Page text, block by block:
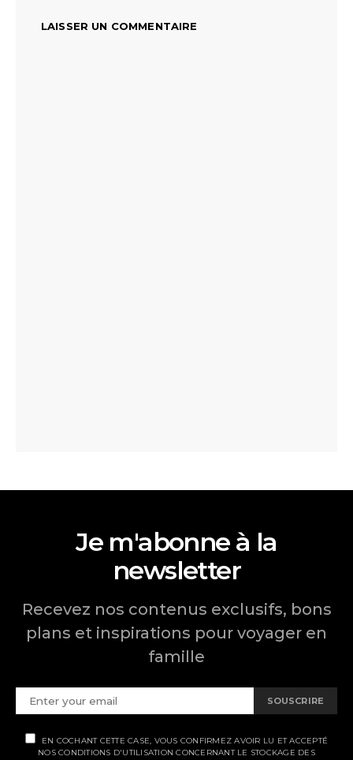
LAISSER UN COMMENTAIRE
Je m'abonne à la
newsletter
Recevez nos contenus exclusifs, bons
plans et inspirations pour voyager en
famille
SOUSCRIRE
EN COCHANT CETTE CASE, VOUS CONFIRMEZ AVOIR LU ET ACCEPTÉ
NOS CONDITIONS D'UTILISATION CONCERNANT LE STOCKAGE DES